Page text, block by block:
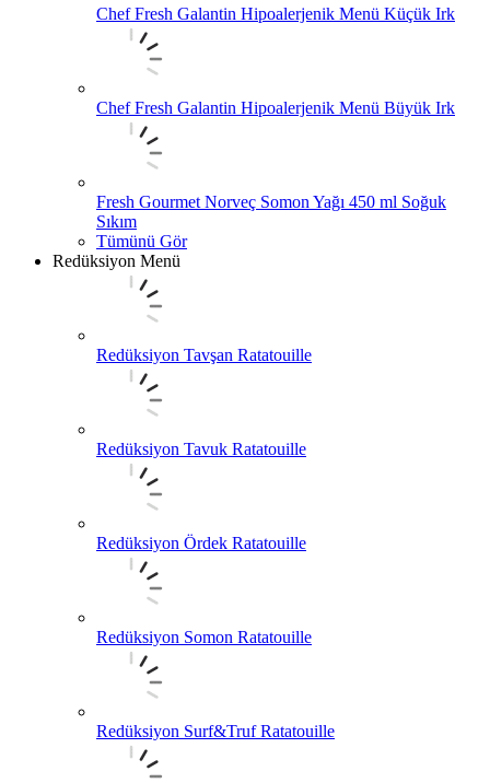
Chef Fresh Galantin Hipoalerjenik Menü Küçük Irk
Chef Fresh Galantin Hipoalerjenik Menü Büyük Irk
Fresh Gourmet Norveç Somon Yağı 450 ml Soğuk
Sıkım
Tümünü Gör
Redüksiyon Menü
Redüksiyon Tavşan Ratatouille
Redüksiyon Tavuk Ratatouille
Redüksiyon Ördek Ratatouille
Redüksiyon Somon Ratatouille
Redüksiyon Surf&Truf Ratatouille